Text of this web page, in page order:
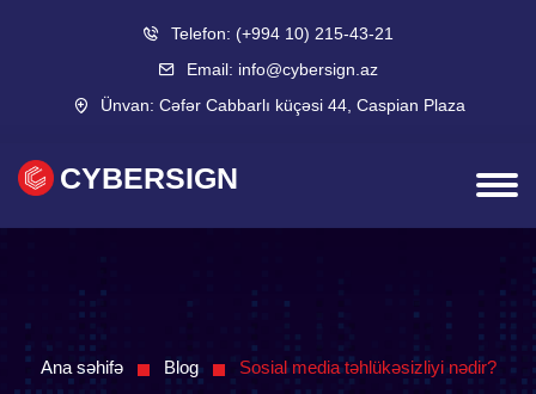
Telefon: (+994 10) 215-43-21
Email: info@cybersign.az
Ünvan: Cəfər Cabbarlı küçəsi 44, Caspian Plaza
CYBERSIGN
Ana səhifə Blog Sosial media təhlükəsizliyi nədir?